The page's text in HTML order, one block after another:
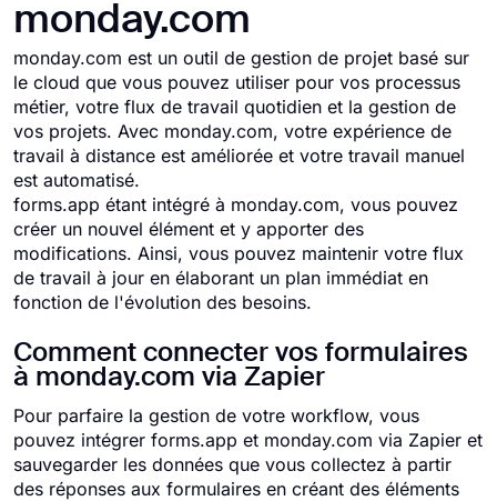
monday.com
monday.com est un outil de gestion de projet basé sur
le cloud que vous pouvez utiliser pour vos processus
métier, votre flux de travail quotidien et la gestion de
vos projets. Avec monday.com, votre expérience de
travail à distance est améliorée et votre travail manuel
est automatisé.
forms.app étant intégré à monday.com, vous pouvez
créer un nouvel élément et y apporter des
modifications. Ainsi, vous pouvez maintenir votre flux
de travail à jour en élaborant un plan immédiat en
fonction de l'évolution des besoins.
Comment connecter vos formulaires
à monday.com via Zapier
Pour parfaire la gestion de votre workflow, vous
pouvez intégrer forms.app et monday.com via Zapier et
sauvegarder les données que vous collectez à partir
des réponses aux formulaires en créant des éléments